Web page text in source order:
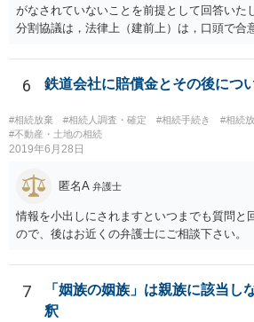
がなされていないことを前提として回答いた
分割協議は，法律上（建前上）は，口頭で合
ん。 また，不動産の名義を移転するために
名捺印を得る必要があります。 したがって
の遺産分割協議が有効に成立している」と
難と思われます。 「ＡＢＣ間の遺産分割協議
死亡し，二次相続が発生した」という前提に
要があります。 もちろん，Ｃの立場として
人は応じない姿勢を示していることから，実
しどころ）としては，譲歩することを甘受し
れません。
6 鉄道会社に賠償金とその後につ
#相続放棄 #相続人調査・確定 #相続手続き #相続
#不動産・土地の相続
2019年6月28日
匿名A 弁護士
情報を小出しにされますといつまでも質問と
ので、後はお近くの弁護士にご相談下さい。
7
「姻族の姻族」は親族に該当し
釈